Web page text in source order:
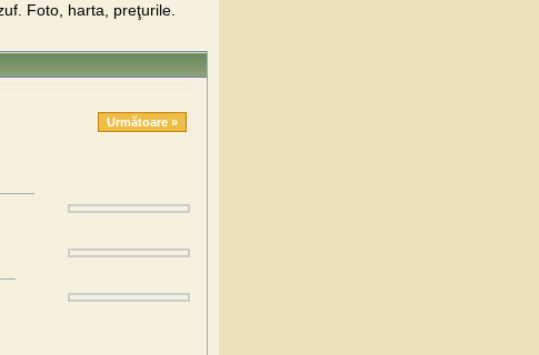
Foto, harta, preţurile.
Următoare »